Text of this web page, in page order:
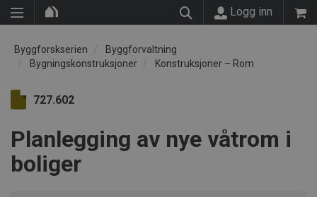
Logg inn
Byggforskserien
Byggforvaltning
Bygningskonstruksjoner
Konstruksjoner – Rom
727.602
Planlegging av nye våtrom i
boliger